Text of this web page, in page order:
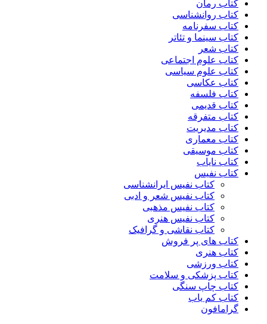
کتاب رمان
کتاب روانشناسی
کتاب سفرنامه
کتاب سینما و تئاتر
کتاب شعر
کتاب علوم اجتماعی
کتاب علوم سیاسی
کتاب عکاسی
کتاب فلسفه
کتاب قدیمی
کتاب متفرقه
کتاب مدیریت
کتاب معماری
کتاب موسیقی
کتاب نایاب
کتاب نفیس
کتاب نفیس ایرانشناسی
کتاب نفیس شعر و ادبی
کتاب نفیس مذهبی
کتاب نفیس هنری
کتاب نقاشی و گرافیک
کتاب های پر فروش
کتاب هنری
کتاب ورزشی
کتاب پزشکی و سلامت
کتاب چاپ سنگی
کتاب کم یاب
گرامافون